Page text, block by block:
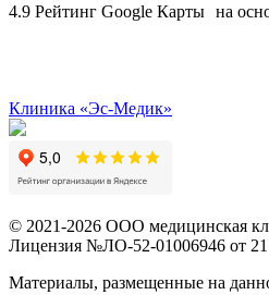
4.9 Рейтинг Google Карты на
Клиника «Эс-Медик»
© 2021-2026 ООО медицинская
Лицензия №ЛО-52-01006946 от 21
Материалы, размещенные на